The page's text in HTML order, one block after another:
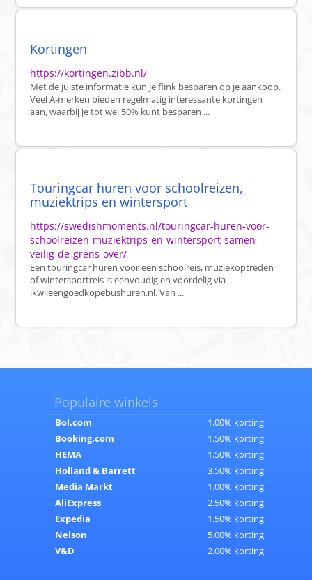
Kortingen
https://kortingen.zibb.nl/
Met de juiste informatie kun je flink besparen op je aankoop.
Veel A-merken bieden regelmatig interessante kortingen
aan, waarbij je tot wel 50% kunt besparen ...
Touringcar huren voor schoolreizen,
muziektrips en wintersport
https://swedishmoments.nl/touringcar-huren-voor-
schoolreizen-muziektrips-en-wintersport-samen-
veilig-de-grens-over/
Een touringcar huren voor een schoolreis, muziekoptreden
of wintersportreis is eenvoudig en voordelig via
ikwileengoedkopebushuren.nl. Van ...
Populaire winkels
Bol.com
1.00% korting
Booking.com
1.50% korting
HEMA
1.50% korting
Holland & Barrett
3.50% korting
Media Markt
1.00% korting
AliExpress
2.50% korting
Expedia
1.50% korting
Nelson
5.00% korting
V&D
2.00% korting